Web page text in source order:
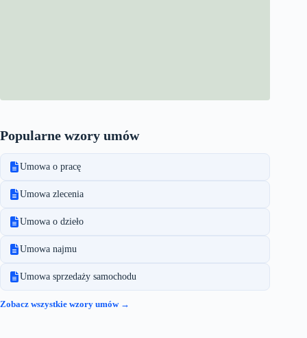
Popularne wzory umów
Umowa o pracę
Umowa zlecenia
Umowa o dzieło
Umowa najmu
Umowa sprzedaży samochodu
Zobacz wszystkie wzory umów →